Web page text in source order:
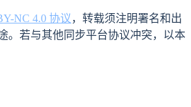
NC 4.0 协议，转载须注明署名和出
。若与其他同步平台协议冲突，以本